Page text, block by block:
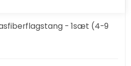
- 1sæt (4-9